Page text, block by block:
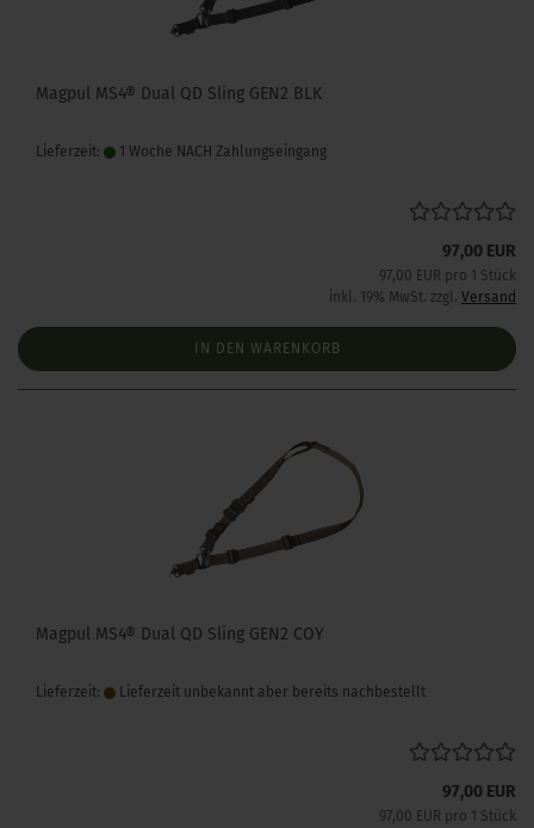
Magpul MS4® Dual QD Sling GEN2 BLK
Lieferzeit: 1 Woche NACH Zahlungseingang
97,00 EUR
97,00 EUR pro 1 Stück
inkl. 19% MwSt. zzgl. Versand
IN DEN WARENKORB
Magpul MS4® Dual QD Sling GEN2 COY
Lieferzeit: Lieferzeit unbekannt aber bereits nachbestellt
97,00 EUR
97,00 EUR pro 1 Stück